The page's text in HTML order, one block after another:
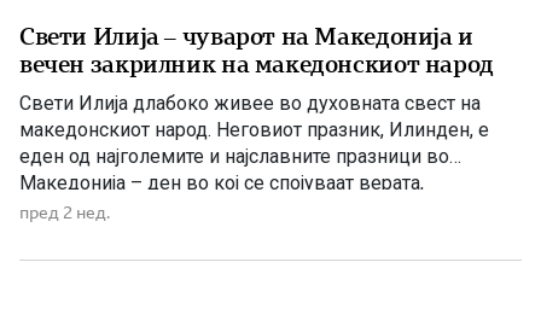
Свети Илија – чуварот на Македонија и
вечен закрилник на македонскиот народ
Свети Илија длабоко живее во духовната свест на
македонскиот народ. Неговиот празник, Илинден, е
еден од најголемите и најславните празници во
Македонија – ден во кој се спојуваат верата,
историјата, борбата за слобода и љубовта кон
Свети Илија како силен заштитник и небесен чувар. Во
пред 2 нед.